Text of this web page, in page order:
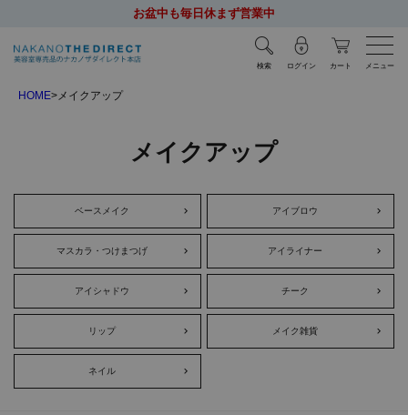
お盆中も毎日休まず営業中
検索 ログイン カート メニュー
HOME メイクアップ
メイクアップ
ベースメイク アイブロウ
マスカラ・つけまつげ アイライナー
アイシャドウ チーク
リップ メイク雑貨
ネイル